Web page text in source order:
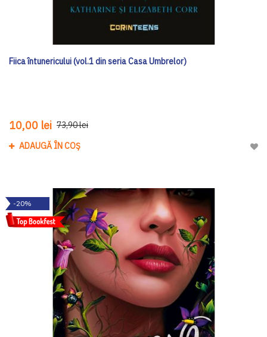
Fiica întunericului (vol.1 din seria Casa Umbrelor)
10,00 lei 73,90 lei
ADAUGĂ ÎN COȘ
-20%